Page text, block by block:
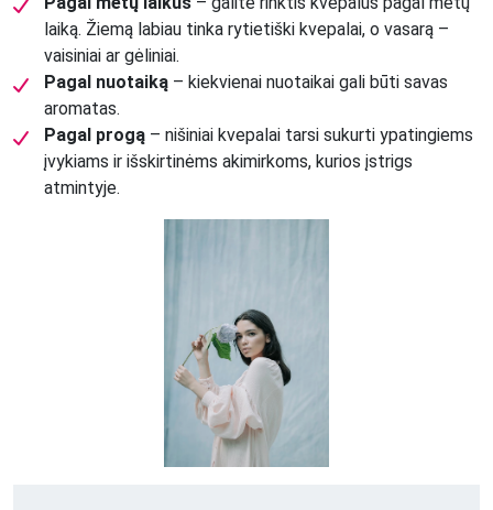
laiką. Žiemą labiau tinka rytietiški kvepalai, o vasarą –
vaisiniai ar gėliniai.
Pagal nuotaiką – kiekvienai nuotaikai gali būti savas
aromatas.
Pagal progą – nišiniai kvepalai tarsi sukurti ypatingiems
įvykiams ir išskirtinėms akimirkoms, kurios įstrigs
atmintyje.